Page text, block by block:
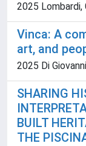
2025 Lombardi,
Vinca: A
art, and
2025 Di
SHARING
BUILT
THE